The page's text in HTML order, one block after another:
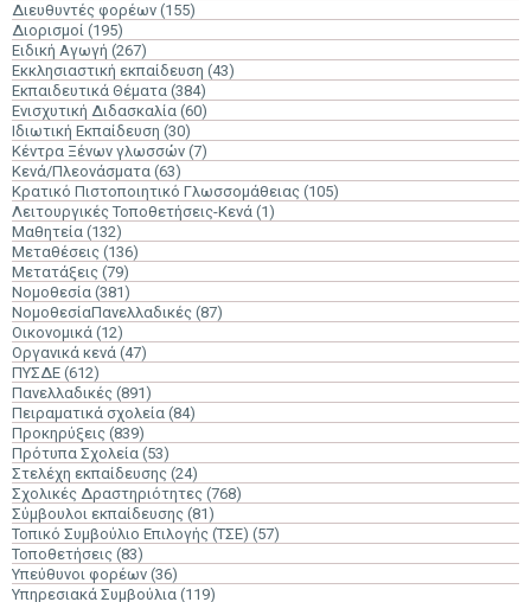
Διευθυντές φορέων (155)
Διορισμοί (195)
Ειδική Αγωγή (267)
Εκκλησιαστική εκπαίδευση (43)
Εκπαιδευτικά Θέματα (384)
Ενισχυτική Διδασκαλία (60)
Ιδιωτική Εκπαίδευση (30)
Κέντρα Ξένων γλωσσών (7)
Κενά/Πλεονάσματα (63)
Κρατικό Πιστοποιητικό Γλωσσομάθειας (105)
Λειτουργικές Τοποθετήσεις-Κενά (1)
Μαθητεία (132)
Μεταθέσεις (136)
Μετατάξεις (79)
Νομοθεσία (381)
ΝομοθεσίαΠανελλαδικές (87)
Οικονομικά (12)
Οργανικά κενά (47)
ΠΥΣΔΕ (612)
Πανελλαδικές (891)
Πειραματικά σχολεία (84)
Προκηρύξεις (839)
Πρότυπα Σχολεία (53)
Στελέχη εκπαίδευσης (24)
Σχολικές Δραστηριότητες (768)
Σύμβουλοι εκπαίδευσης (81)
Τοπικό Συμβούλιο Επιλογής (ΤΣΕ) (57)
Τοποθετήσεις (83)
Υπεύθυνοι φορέων (36)
Υπηρεσιακά Συμβούλια (119)